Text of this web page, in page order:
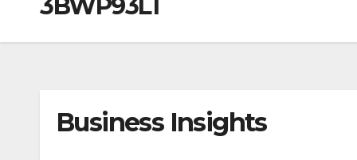
3BWP93L1
Business Insights
m